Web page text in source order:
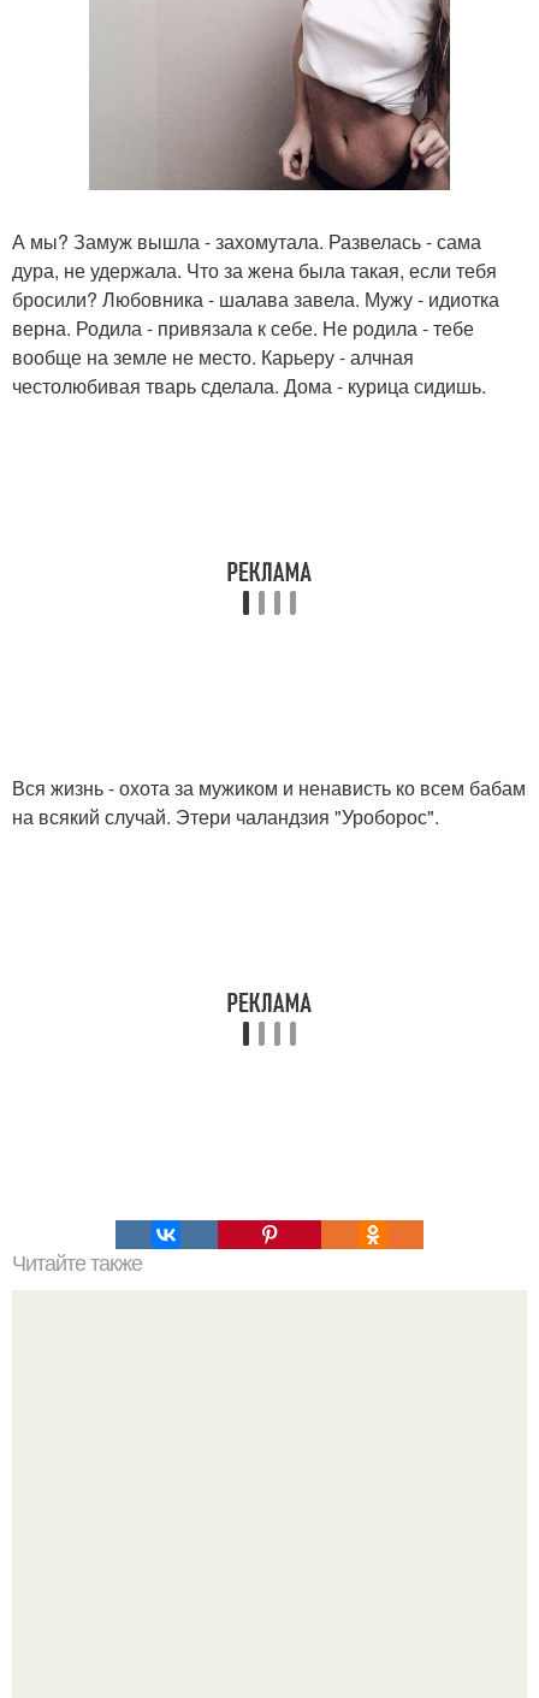
А мы? Замуж вышла - захомутала. Развелась - сама
дура, не удержала. Что за жена была такая, если тебя
бросили? Любовника - шалава завела. Мужу - идиотка
верна. Родила - привязала к себе. Не родила - тебе
вообще на земле не место. Карьеру - алчная
честолюбивая тварь сделала. Дома - курица сидишь.
Вся жизнь - охота за мужиком и ненависть ко всем бабам
на всякий случай. Этери чаландзия "Уроборос".
Читайте также